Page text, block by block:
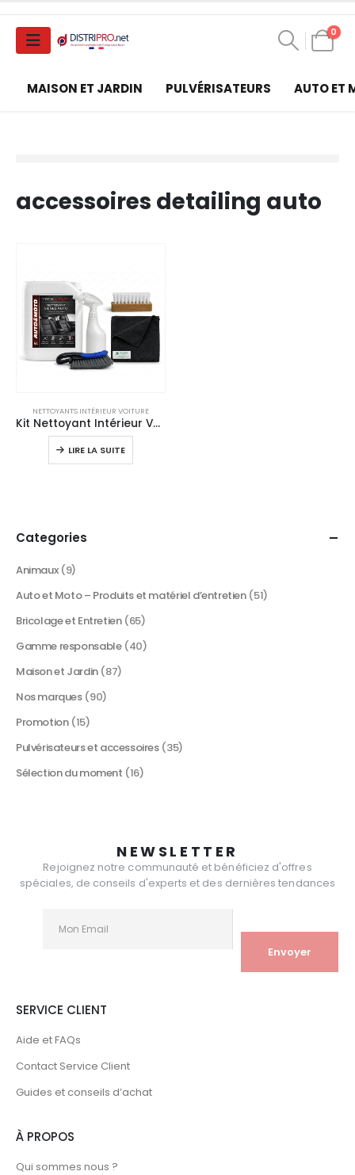
0
MAISON ET JARDIN PULVÉRISATEURS AUTO ET
accessoires detailing auto
NETTOYANTS INTÉRIEUR VOITURE
Kit Nettoyant Intérieur Voiture Complet – Sièges, Tapis & Moquettes
LIRE LA SUITE
Categories
Animaux (9)
Auto et Moto – Produits et matériel d’entretien (51)
Bricolage et Entretien (65)
Gamme responsable (40)
Maison et Jardin (87)
Nos marques (90)
Promotion (15)
Pulvérisateurs et accessoires (35)
Sélection du moment (16)
NEWSLETTER
Rejoignez notre communauté et bénéficiez d'offres
spéciales, de conseils d'experts et des dernières tendances
SERVICE CLIENT
Aide et FAQs
Contact Service Client
Guides et conseils d’achat
À PROPOS
Qui sommes nous ?